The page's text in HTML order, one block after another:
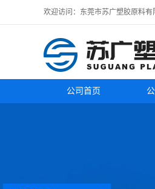
欢迎访问：东莞市苏广塑胶原料有
公司首页